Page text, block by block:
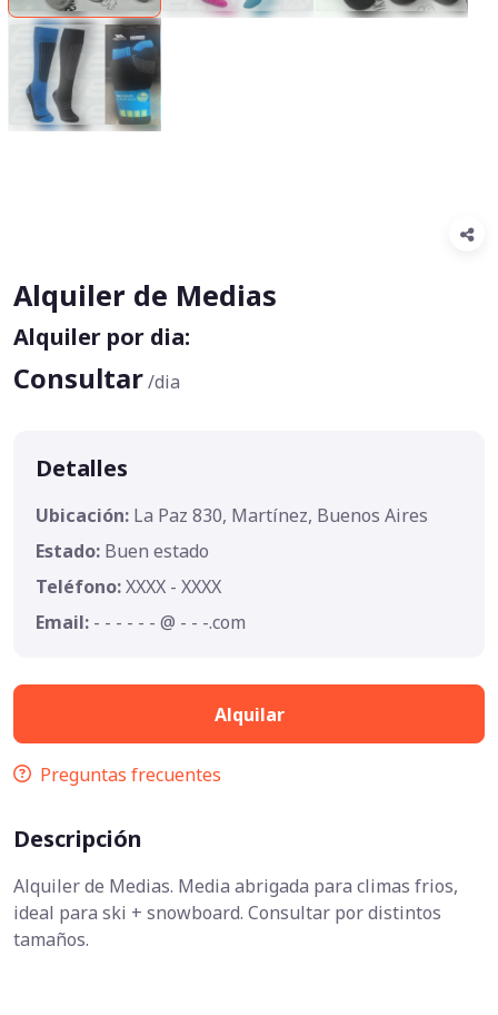
Alquiler de Medias
Alquiler por dia:
Consultar/dia
Detalles
Ubicación: La Paz 830, Martínez, Buenos Aires
Estado: Buen estado
Teléfono:XXXX - XXXX
Email: - - - - - - @ - - -.com
Alquilar
Preguntas frecuentes
Descripción
Alquiler de Medias. Media abrigada para climas frios,
ideal para ski + snowboard. Consultar por distintos
tamaños.